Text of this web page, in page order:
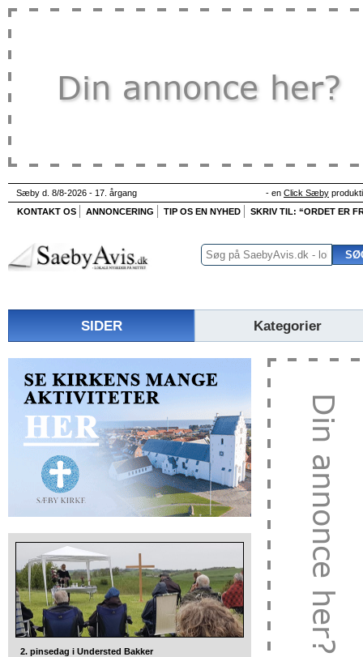
Sæby d. 8/8-2026 - 17. årgang - en Click Sæby
KONTAKT OS
ANNONCERING TIP OS EN NYHED SKRIV TIL: “ORDET ER
SIDER Kategorier
2. pinsedag i Understed Bakker